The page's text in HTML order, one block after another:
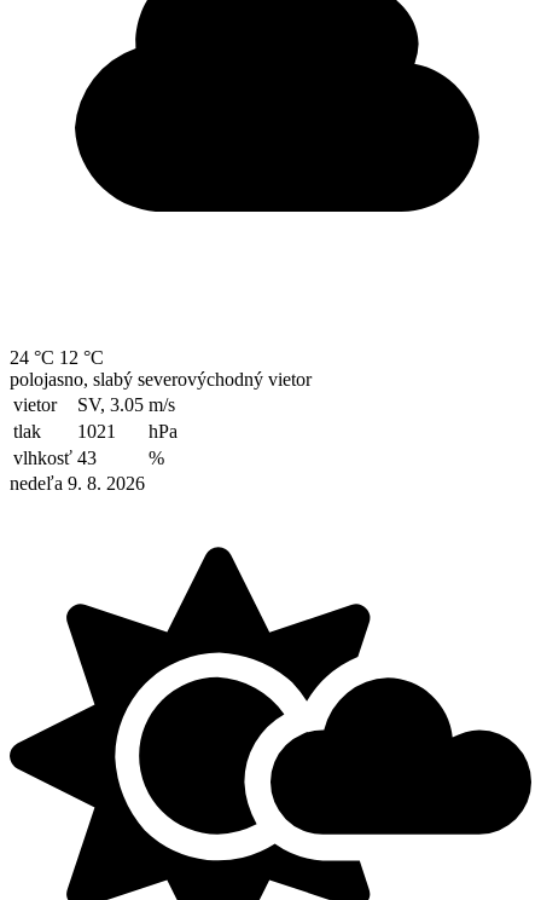
24 °C 12 °C
polojasno, slabý severovýchodný vietor
vietor
SV, 3.05 m/s
tlak
1021
hPa
vlhkosť 43
%
nedeľa 9. 8. 2026